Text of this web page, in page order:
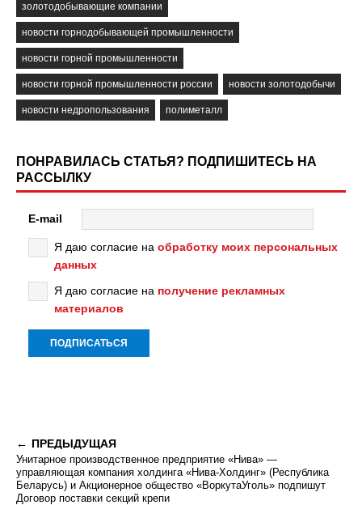
золотодобывающие компании
новости горнодобывающей промышленности
новости горной промышленности
новости горной промышленности россии новости золотодобычи
новости недропользования полиметалл
ПОНРАВИЛАСЬ СТАТЬЯ? ПОДПИШИТЕСЬ НА
РАССЫЛКУ
E-mail
Я даю согласие на обработку моих персональных
данных
Я даю согласие на получение рекламных
материалов
ПРЕДЫДУЩАЯ
Унитарное производственное предприятие «Нива» —
управляющая компания холдинга «Нива-Холдинг» (Республика
Беларусь) и Акционерное общество «ВоркутаУголь» подпишут
Договор поставки секций крепи